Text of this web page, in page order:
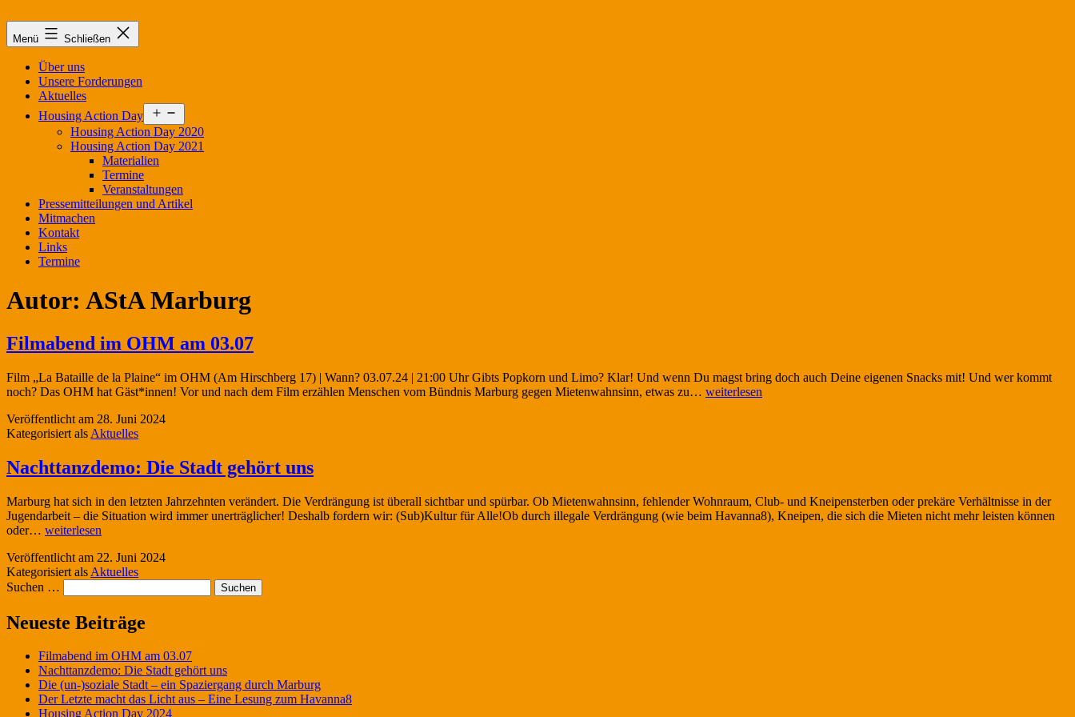
Inhalt
springen
Menü Schließen
Über uns
Unsere Forderungen
Aktuelles
Housing Action Day
öffnen
Housing Action Day 2020
Housing Action Day 2021
Materialien
Termine
Veranstaltungen
Pressemitteilungen und Artikel
Mitmachen
Kontakt
Links
Termine
Autor: AStA Marburg
Filmabend im OHM am 03.07
Film „La Bataille de la Plaine“ im OHM (Am Hirschberg 17) | Wann? 03.07.24 | 21:00 Uhr Gibts Popkorn und Limo? Klar! Und wenn Du magst bring doch auch Deine eigenen Snacks mit! Und wer kommt
noch? Das OHM hat Gäst*innen! Vor und nach dem Film erzählen Menschen vom Bündnis Marburg gegen Mietenwahnsinn, etwas zu… Filmabend
weiterlesen
Veröffentlicht am 28. Juni 2024
Kategorisiert als Aktuelles
Nachttanzdemo: Die Stadt gehört uns
Marburg hat sich in den letzten Jahrzehnten verändert. Die Verdrängung ist überall sichtbar und spürbar. Ob Mietenwahnsinn, fehlender Wohnraum, Club- und Kneipensterben oder prekäre Verhältnisse in der
Jugendarbeit – die Situation wird immer unerträglicher! Deshalb fordern wir: (Sub)Kultur für Alle!Ob durch illegale Verdrängung (wie beim Havanna8), Kneipen, die sich die Mieten nicht mehr leisten können
oder… Nachttanzdemo:
Stadt
gehört
uns
weiterlesen
Veröffentlicht am 22. Juni 2024
Kategorisiert als Aktuelles
Suchen …
Neueste Beiträge
Filmabend im OHM am 03.07
Nachttanzdemo: Die Stadt gehört uns
Die (un-)soziale Stadt – ein Spaziergang durch Marburg
Der Letzte macht das Licht aus – Eine Lesung zum Havanna8
Housing Action Day 2024